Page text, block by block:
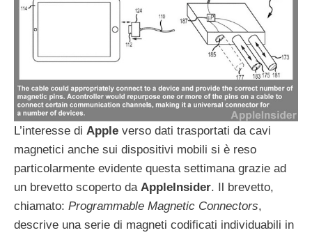
L’interesse di Apple verso dati trasportati da cavi
magnetici anche sui dispositivi mobili si è reso
particolarmente evidente questa settimana grazie ad
un brevetto scoperto da AppleInsider. Il brevetto,
chiamato: Programmable Magnetic Connectors,
descrive una serie di magneti codificati individuabili in